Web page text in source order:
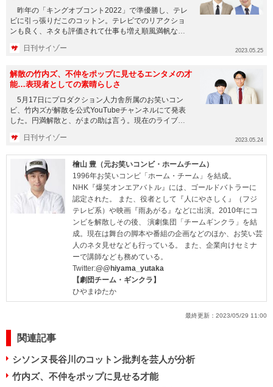
昨年の「キングオブコント2022」で準優勝し、テレ
ビに引っ張りだこのコットン。テレビでのリアクショ
ンも良く、ネタも評価されて仕事も増え順風満帆なの
日刊サイゾー 2023.05.25
解散の竹内ズ、不仲をポップに見せるエンタメの才
能…表現者としての素晴らしさ
5月17日にプロダクション人力舎所属のお笑いコン
ビ、竹内ズが解散を公式YouTubeチャンネルにて発表
した。円満解散と、がまの助は言う。現在のライブシ
日刊サイゾー 2023.05.24
檜山 豊（元お笑いコンビ・ホームチーム）
1996年お笑いコンビ「ホーム・チーム」を結成。
NHK『爆笑オンエアバトル』には、ゴールドバトラーに
認定された。 また、役者として『人にやさしく』（フジ
テレビ系）や映画『雨あがる』などに出演。2010年にコ
ンビを解散しその後、 演劇集団「チームギンクラ」を結
成。現在は舞台の脚本や番組の企画などのほか、お笑い芸
人のネタ見せなども行っている。 また、企業向けセミナ
ーで講師なども務めている。
Twitter:@@hiyama_yutaka
【劇団チーム・ギンクラ】
ひやまゆたか
最終更新： 2023/05/29 11:00
関連記事
シソンヌ長谷川のコットン批判を芸人が分析
竹内ズ、不仲をポップに見せる才能